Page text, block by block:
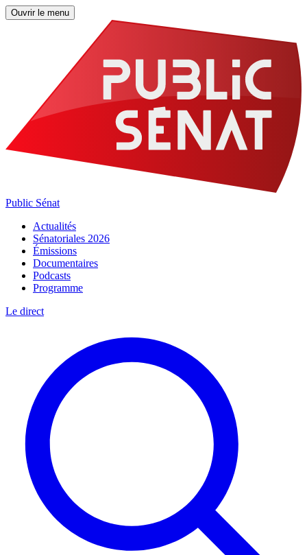
Ouvrir le menu
Public Sénat
Actualités
Sénatoriales 2026
Émissions
Documentaires
Podcasts
Programme
Le direct